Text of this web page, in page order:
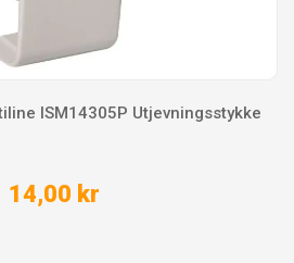
ISM14305P Utjevningsstykke
14,00 kr